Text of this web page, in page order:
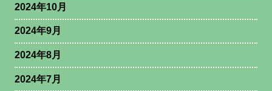
2024年10月
2024年9月
2024年8月
2024年7月